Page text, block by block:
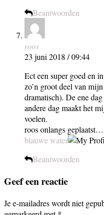
Beantwoorden
roos
23 juni 2018 / 09:44
Ect een super goed en
zo’n groot deel van
dramatisch). De ene
andere dag maakt het
voelen.
roos onlangs geplaatst…
blauwe water
Beantwoorden
Geef een reactie
Je e-mailadres wordt niet